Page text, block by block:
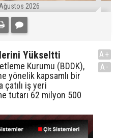
2026
Yükseltti
Kurumu (BDDK),
yönelik kapsamlı bir
iş yeri
tutarı 62 milyon 500
A+
A-